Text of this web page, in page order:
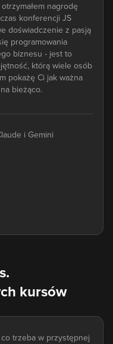
nagrodę
konferencji JS
doświadczenie z pasją
programowania
biznesu - jest to
którą wiele osób
pokażę Ci jak ważna
bieżąco.
i Gemini
kursów
trzeba w przystępnej